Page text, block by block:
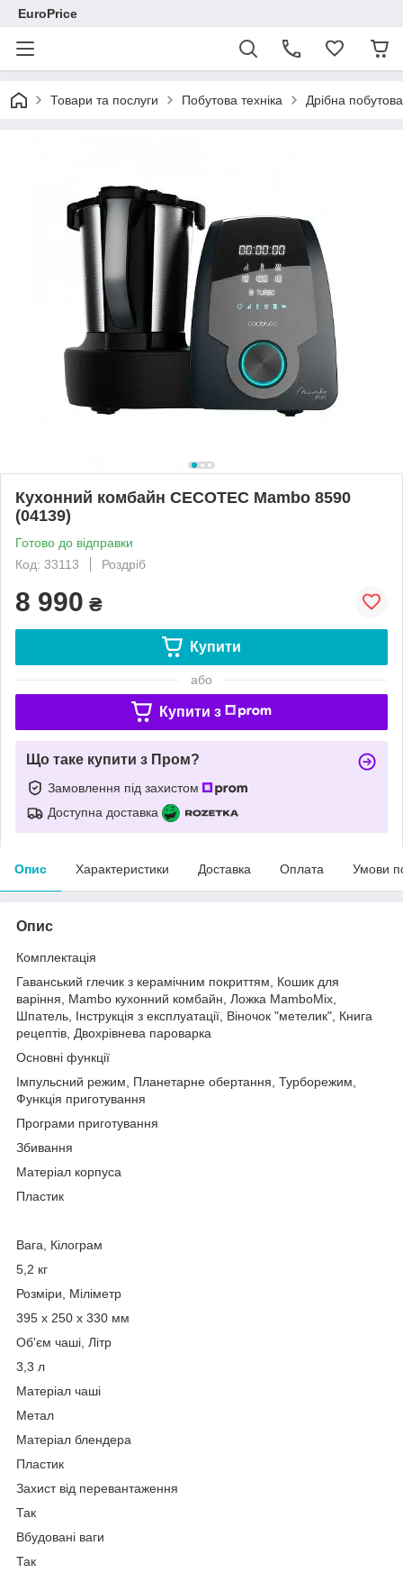
EuroPrice
Товари та послуги Побутова техніка Дрібна
Кухонний комбайн CECOTEC Mambo 8590
(04139)
Готово до відправки
Код: 33113
Роздріб
8 990 ₴
Купити
або
Купити з
Що таке купити з Пром?
Замовлення під захистом
Доступна доставка
Опис Характеристики Доставка Оплата Умови
Опис
Комплектація
Гаванський глечик з керамічним покриттям, Кошик для
варіння, Mambo кухонний комбайн, Ложка MamboMix,
Шпатель, Інструкція з експлуатації, Віночок "метелик", Книга
рецептів, Двохрівнева пароварка
Основні функції
Імпульсний режим, Планетарне обертання, Турборежим,
Функція приготування
Програми приготування
Збивання
Матеріал корпуса
Пластик
Вага, Кілограм
5,2 кг
Розміри, Міліметр
395 х 250 х 330 мм
Об'єм чаші, Літр
3,3 л
Матеріал чаші
Метал
Матеріал блендера
Пластик
Захист від перевантаження
Так
Вбудовані ваги
Так